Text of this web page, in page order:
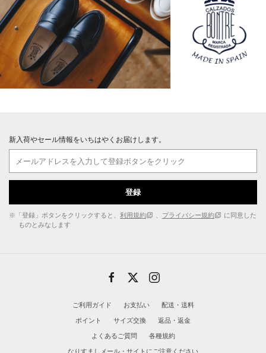
新入荷やセール情報をいちはやくお届けします。
登録
※「登録」ボタンをクリックすると、 利用規約 プライバシー規約
に同意した
ものとみなします
ご利用ガイド お支払い
配送・送料
ポイント
サイズ交換
返品・返金
よくあるご質問
各種規約
なりすましメール・サイトにご注意ください